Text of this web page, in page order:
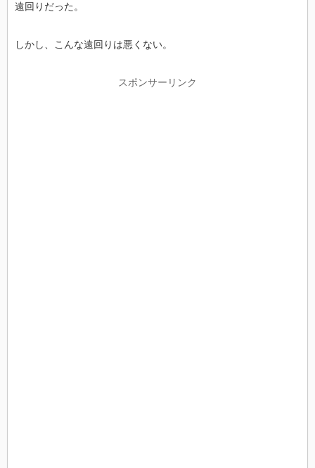
遠回りだった。
しかし、こんな遠回りは悪くない。
スポンサーリンク